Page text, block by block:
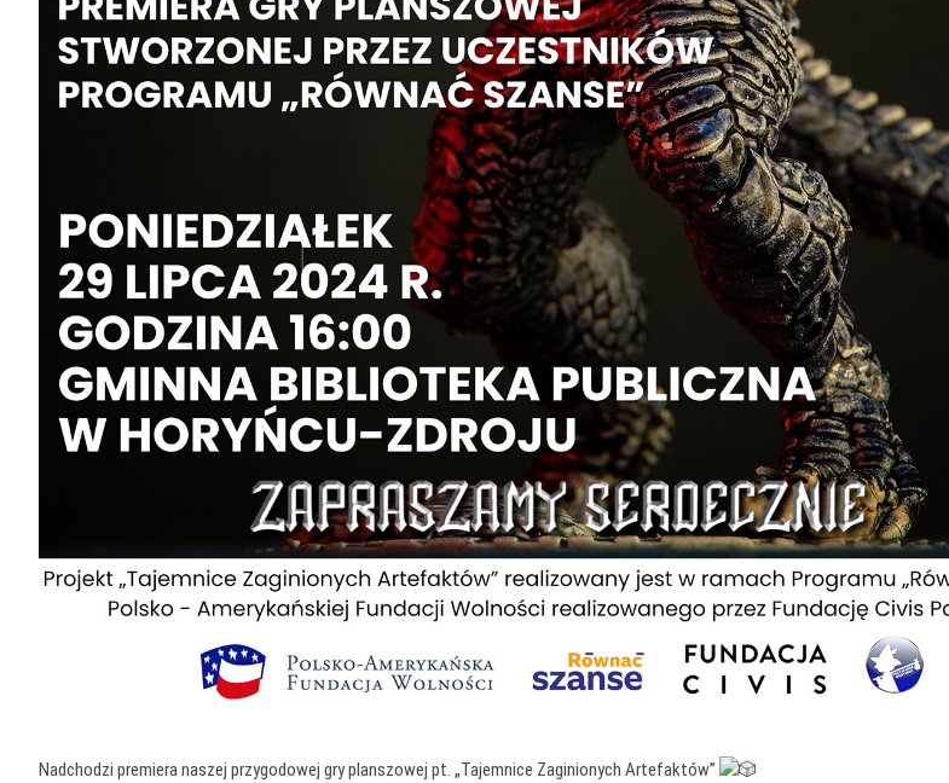
Nadchodzi premiera naszej przygodowej gry planszowej pt. „Tajemnice Zaginionych Artefaktów”